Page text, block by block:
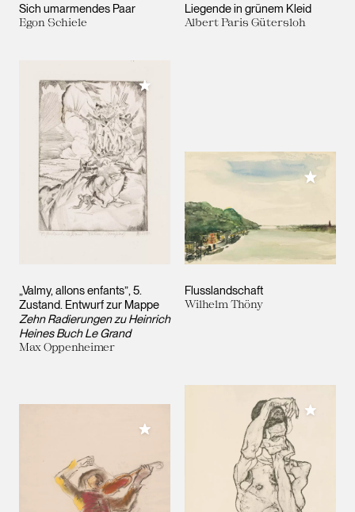
Sich umarmendes Paar
Egon Schiele
Liegende in grünem Kleid
Albert Paris Gütersloh
„Valmy, allons enfants”, 5.
Zustand. Entwurf zur Mappe
Zehn Radierungen zu Heinrich
Heines Buch Le Grand
Max Oppenheimer
Meiner Sammlung hinzufügen
Flusslandschaft
Wilhelm Thöny
Meiner
Meiner Sammlung hinzufügen
Meiner